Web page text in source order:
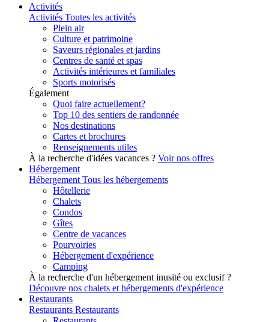
Activités
Activités Toutes les activités
Plein air
Culture et patrimoine
Saveurs régionales et jardins
Centres de santé et spas
Activités intérieures et familiales
Sports motorisés
Également
Quoi faire actuellement?
Top 10 des sentiers de randonnée
Nos destinations
Cartes et brochures
Renseignements utiles
À la recherche d'idées vacances ? Voir nos offres
Hébergement
Hébergement Tous les hébergements
Hôtellerie
Chalets
Condos
Gîtes
Centre de vacances
Pourvoiries
Hébergement d'expérience
Camping
À la recherche d'un hébergement inusité ou exclusif ?
Découvre nos chalets et hébergements d'expérience
Restaurants
Restaurants Restaurants